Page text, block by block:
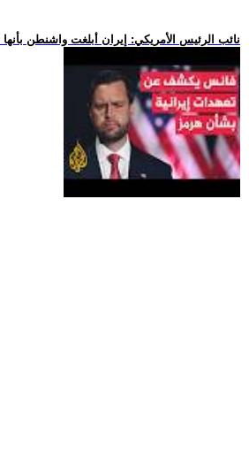
.. نائب الرئيس الأمريكي: إيران أبلغت واشنطن